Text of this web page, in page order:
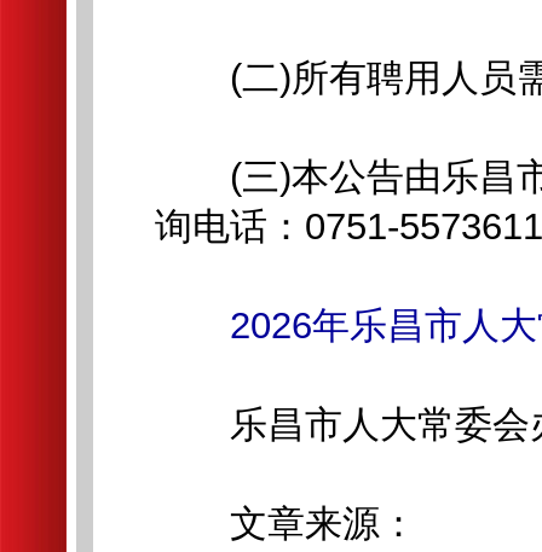
(二)所有聘用人员需
(三)本公告由乐昌市
询电话：0751-
2026年乐昌市人
乐昌市人大常委会
文章来源：